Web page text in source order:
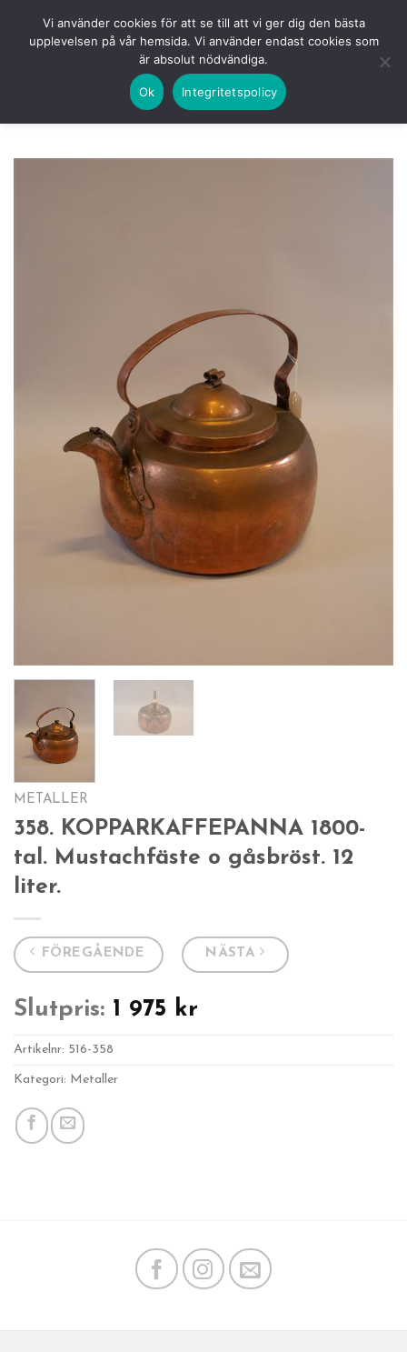
KOMMANDE LOGGA IN
METALLER
358. KOPPARKAFFEPANNA 1800-
tal. Mustachfäste o gåsbröst. 12
liter.
FÖREGÅENDE NÄSTA
Slutpris: 1 975 kr
Artikelnr: 516-358
Kategori: Metaller
Vi använder cookies för att se till att vi ger dig den bästa
upplevelsen på vår hemsida. Vi använder endast cookies som
är absolut nödvändiga.
Ok Integritetspolicy